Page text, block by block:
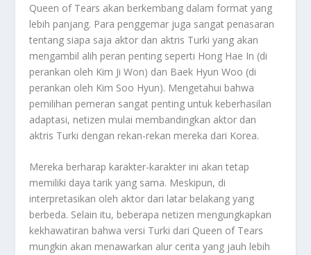
Queen of Tears akan berkembang dalam format yang
lebih panjang. Para penggemar juga sangat penasaran
tentang siapa saja aktor dan aktris Turki yang akan
mengambil alih peran penting seperti Hong Hae In (di
perankan oleh Kim Ji Won) dan Baek Hyun Woo (di
perankan oleh Kim Soo Hyun). Mengetahui bahwa
pemilihan pemeran sangat penting untuk keberhasilan
adaptasi, netizen mulai membandingkan aktor dan
aktris Turki dengan rekan-rekan mereka dari Korea.
Mereka berharap karakter-karakter ini akan tetap
memiliki daya tarik yang sama. Meskipun, di
interpretasikan oleh aktor dari latar belakang yang
berbeda. Selain itu, beberapa netizen mengungkapkan
kekhawatiran bahwa versi Turki dari Queen of Tears
mungkin akan menawarkan alur cerita yang jauh lebih